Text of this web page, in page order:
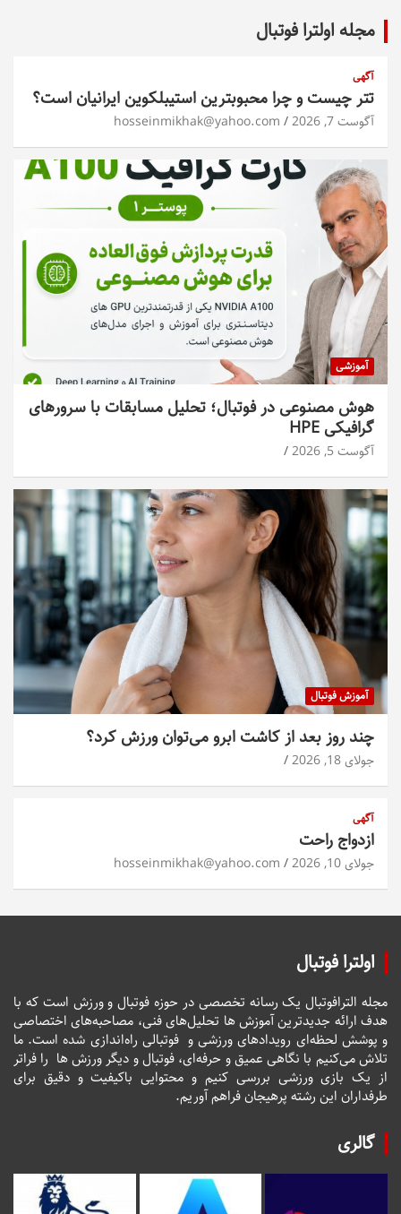
مجله اولترا فوتبال
آگهی
تتر چیست و چرا محبوبترین استیبلکوین ایرانیان است؟
آگوست 7, 2026 hosseinmikhak@yahoo.com
آموزشی
هوش مصنوعی در فوتبال؛ تحلیل مسابقات با سرورهای
گرافیکی HPE
آگوست 5, 2026
آموزش فوتبال
چند روز بعد از کاشت ابرو می‌توان ورزش کرد؟
جولای 18, 2026
آگهی
ازدواج راحت
جولای 10, 2026 hosseinmikhak@yahoo.com
اولترا فوتبال
مجله الترافوتبال یک رسانه تخصصی در حوزه فوتبال و ورزش است که با
هدف ارائه جدیدترین آموزش ها تحلیل‌های فنی، مصاحبه‌های اختصاصی
و پوشش لحظه‌ای رویدادهای ورزشی و فوتبالی راه‌اندازی شده است. ما
تلاش می‌کنیم با نگاهی عمیق و حرفه‌ای، فوتبال و دیگر ورزش ها را فراتر
از یک بازی ورزشی بررسی کنیم و محتوایی باکیفیت و دقیق برای
طرفداران این رشته پرهیجان فراهم آوریم.
گالری